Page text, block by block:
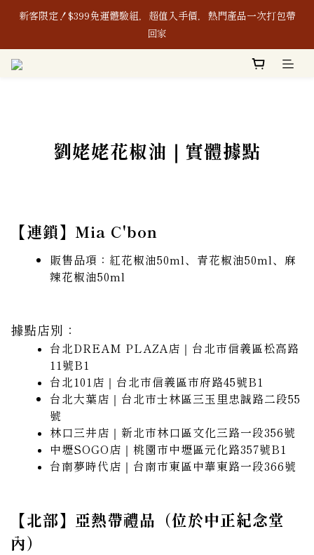
新客限定！$399免運體驗組，超值入手價，熱門產品一次打包帶
回家
新客限定！$399免運體驗組，超值入手價，熱門產品一次打包帶
回家
8/1-8/8｜消費滿$888現折$88、再贈購物金$88
新客限定！$399免運體驗組，超值入手價，熱門產品一次打包帶
劉姥姥花椒油｜實體據點
【連鎖】Mia C'bon
販售品項：紅花椒油50ml、青花椒油50ml、麻
辣花椒油50ml
據點店別：
台北DREAM PLAZA店｜台北市信義區松高路
11號B1
台北101店｜台北市信義區市府路45號B1
台北大葉店｜台北市士林區三玉里忠誠路二段55
號
林口三井店｜新北市林口區文化三路一段356號
中壢SOGO店｜桃園市中壢區元化路357號B1
台南夢時代店｜台南市東區中華東路一段366號
【北部】亞熱帶禮品（位於中正紀念堂
內）